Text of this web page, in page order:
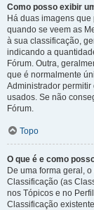
Como posso exibir
Há duas imagens
quando se veem as
à sua classificação,
indicando a
Fórum. Outra,
que é normalmente
Administrador permitir
usados. Se não
Fórum.
Topo
O que é e como
De uma forma geral,
Classificação (as
nos Tópicos e no
Classificação